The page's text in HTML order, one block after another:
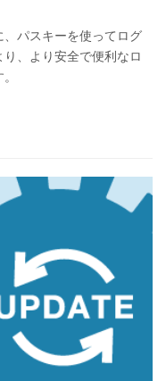
パスキーを使ってログ
、より安全で便利なロ